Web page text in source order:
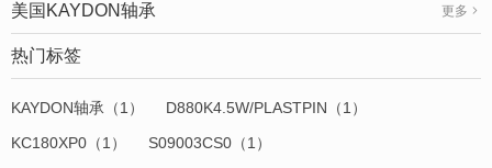
美国KAYDON轴承 更多
热门标签
KAYDON轴承（1）
D880K4.5W/PLASTPIN（1）
KC180XP0（1）
S09003CS0（1）